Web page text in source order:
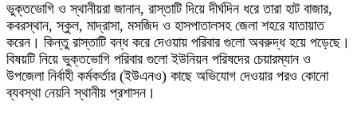
ভুক্তভোগি ও স্থানীয়রা জানান, রাস্তাটি দিয়ে দীর্ঘদিন ধরে তারা হাট বাজার,
কবরস্থান, স্কুল, মাদ্রাসা, মসজিদ ও হাসপাতালসহ জেলা শহরে যাতায়াত
করেন। কিন্তু রাস্তাটি বন্ধ করে দেওয়ায় পরিবার গুলো অবরুদ্ধ হয়ে পড়েছে।
বিষয়টি নিয়ে ভুক্তভোগি পরিবার গুলো ইউনিয়ন পরিষদের চেয়ারম্যান ও
উপজেলা নির্বাহী কর্মকর্তার (ইউএনও) কাছে অভিযোগ দেওয়ার পরও কোনো
ব্যবস্থা নেয়নি স্থানীয় প্রশাসন।